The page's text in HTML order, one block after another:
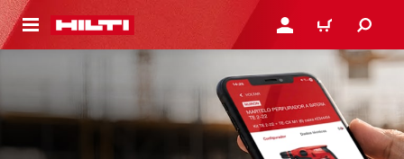
CONTENT ENTRAR OU REGISTAR
CARRINHO